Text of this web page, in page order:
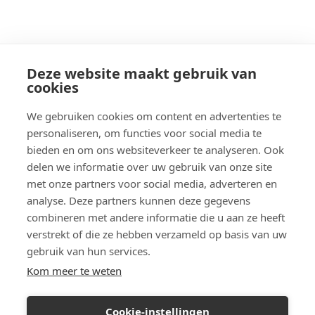
Deze website maakt gebruik van
cookies
We gebruiken cookies om content en advertenties te
personaliseren, om functies voor social media te
bieden en om ons websiteverkeer te analyseren. Ook
delen we informatie over uw gebruik van onze site
met onze partners voor social media, adverteren en
analyse. Deze partners kunnen deze gegevens
combineren met andere informatie die u aan ze heeft
verstrekt of die ze hebben verzameld op basis van uw
gebruik van hun services.
Kom meer te weten
Cookie-instellingen